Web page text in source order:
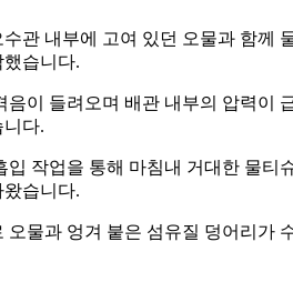
관 내부에 고여 있던 오물과 함께
습니다.
음이 들려오며 배관 내부의 압력이
다.
입 작업을 통해 마침내 거대한 물티
습니다.
오물과 엉겨 붙은 섬유질 덩어리가